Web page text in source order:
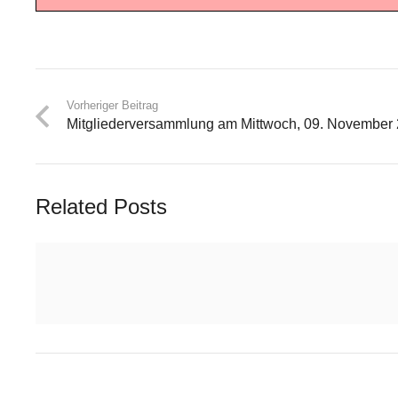
Vorheriger Beitrag
Mitgliederversammlung am Mittwoch, 09.
Related Posts